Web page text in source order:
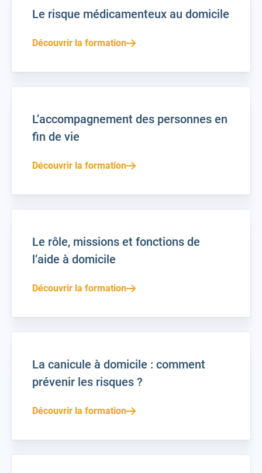
Le risque médicamenteux au domicile
Découvrir la formation
L’accompagnement des personnes en
fin de vie
Découvrir la formation
Le rôle, missions et fonctions de
l’aide à domicile
Découvrir la formation
La canicule à domicile : comment
prévenir les risques ?
Découvrir la formation